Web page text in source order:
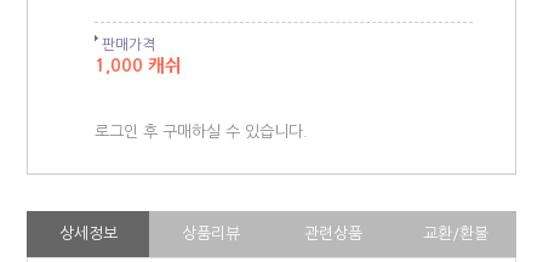
판매가격
1,000 캐쉬
로그인 후 구매하실 수 있습니다.
상세정보 상품리뷰 관련상품 교환/환불